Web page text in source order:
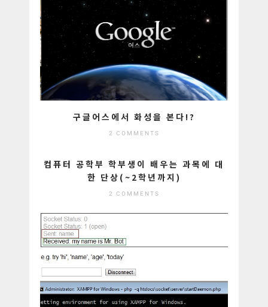
구글어스에서 화성을 본다!?
2 COMMENTS
컴퓨터 공학부 학부생이 배우는 과목에 대
한 단상(~2학년까지)
2 COMMENTS